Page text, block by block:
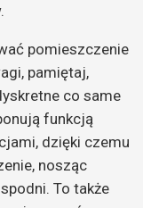
pomieszczenie
pamiętaj,
co same
funkcją
dzięki czemu
nosząc
To także